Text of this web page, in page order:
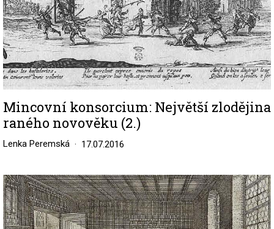
Mincovní konsorcium: Největší zlodějina
raného novověku (2.)
Lenka Peremská 17.07.2016
Image